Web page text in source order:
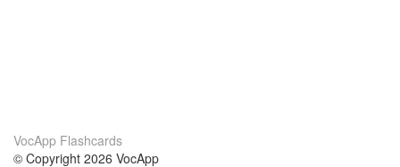
VocApp Flashcards
© Copyright 2026 VocApp